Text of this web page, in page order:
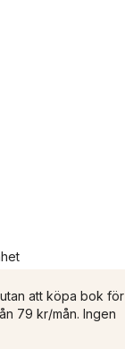
att köpa bok för
79 kr/mån. Ingen